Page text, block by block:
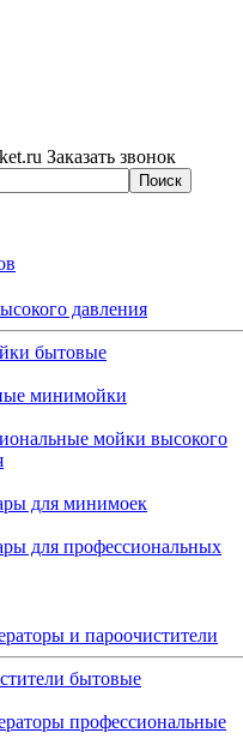
Заказать звонок
давления
бытовые
минимойки
мойки высокого
для минимоек
для профессиональных
и пароочистители
бытовые
профессиональные